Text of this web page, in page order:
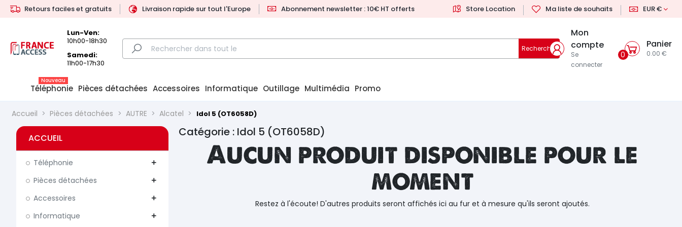
Retours faciles et gratuits Livraison rapide sur tout l'Europe Abonnement newsletter : 10€ HT offerts Store Location Ma liste de souhaits EUR €
Lun-Ven:
10h00-18h30
Samedi:
11h00-17h30
Rechercher
Mon
compte
Se
connecter
0
Panier
0.00 €
Téléphonie
Nouveau
Pièces détachées Accessoires Informatique Outillage Multimédia Promo
Accueil Pièces détachées AUTRE Alcatel Idol 5 (OT6058D)
ACCUEIL
Téléphonie add
Pièces détachées add
Accessoires add
Informatique add
Catégorie : Idol 5 (OT6058D)
Aucun produit disponible pour le
moment
Restez à l'écoute! D'autres produits seront affichés ici au fur et à mesure qu'ils seront ajoutés.